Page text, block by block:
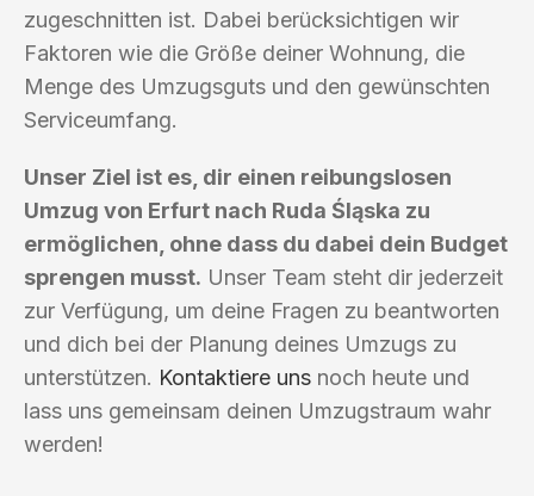
zugeschnitten ist. Dabei berücksichtigen wir
Faktoren wie die Größe deiner Wohnung, die
Menge des Umzugsguts und den gewünschten
Serviceumfang.
Unser Ziel ist es, dir einen reibungslosen
Umzug von Erfurt nach Ruda Śląska zu
ermöglichen, ohne dass du dabei dein Budget
sprengen musst. Unser Team steht dir jederzeit
zur Verfügung, um deine Fragen zu beantworten
und dich bei der Planung deines Umzugs zu
unterstützen. Kontaktiere uns noch heute und
lass uns gemeinsam deinen Umzugstraum wahr
werden!